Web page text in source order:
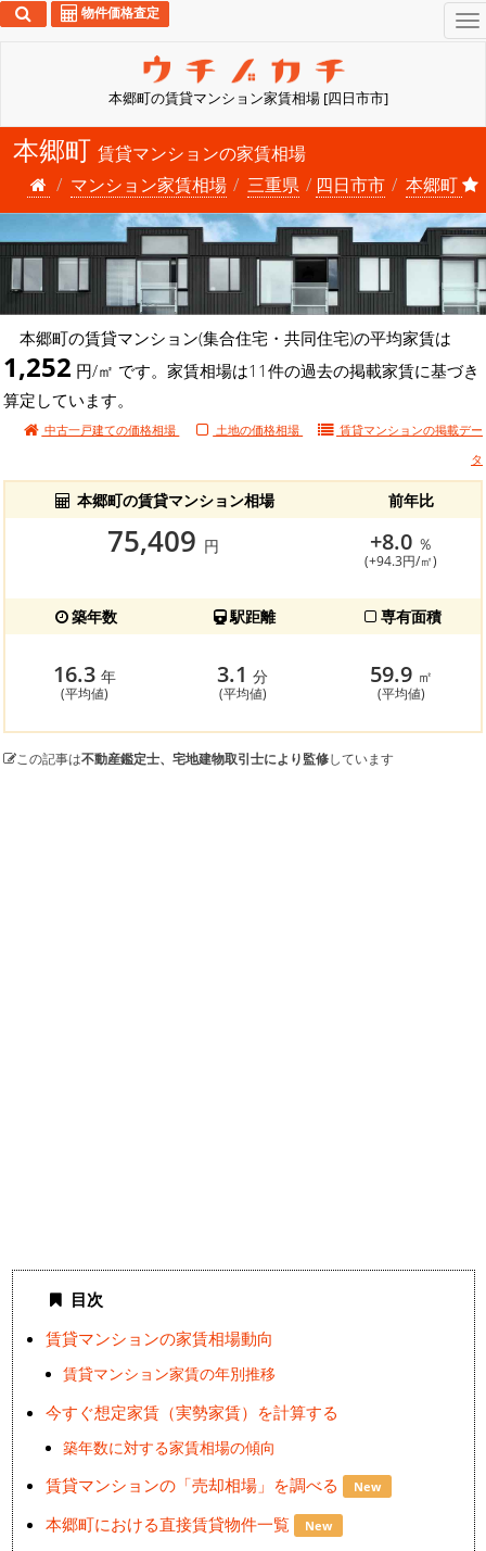
本郷町の賃貸マンション家賃相場 [四日市市]
物件価格査定
本郷町 賃貸マンションの家賃相場
マンション家賃相場
三重県 四日市市 本郷町
本郷町の賃貸マンション(集合住宅・共同住宅)の平均家賃は
1,252 円/㎡ です。家賃相場は11件の過去の掲載家賃に基づき
算定しています。
中古一戸建ての価格相場 土地の価格相場 賃貸マンションの掲載デー
タ
本郷町の賃貸マンション相場 前年比
75,409 円 +8.0 ％
(+94.3円/㎡)
築年数 駅距離 専有面積
16.3 年
(平均値)
3.1分
(平均値)
59.9 ㎡
(平均値)
この記事は不動産鑑定士、宅地建物取引士により監修しています
目次
賃貸マンションの家賃相場動向
賃貸マンション家賃の年別推移
今すぐ想定家賃（実勢家賃）を計算する
築年数に対する家賃相場の傾向
賃貸マンションの「売却相場」を調べる New
本郷町における直接賃貸物件一覧 New